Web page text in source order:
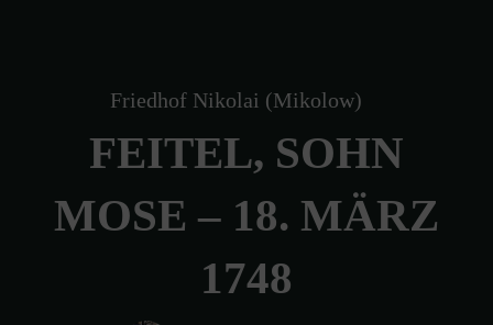
Friedhof Nikolai (Mikolow)
FEITEL, SOHN
MOSE – 18. MÄRZ
1748